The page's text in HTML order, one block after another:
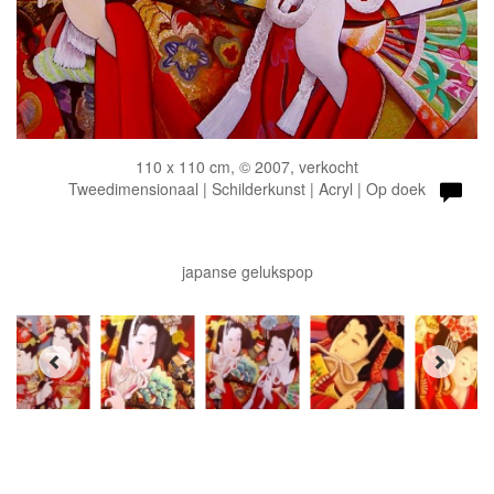
110 x 110 cm, © 2007, verkocht
Tweedimensionaal | Schilderkunst | Acryl | Op doek
japanse gelukspop